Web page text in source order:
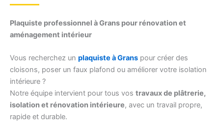
Plaquiste professionnel à Grans pour rénovation et
aménagement intérieur
Vous recherchez un plaquiste à Grans pour créer des
cloisons, poser un faux plafond ou améliorer votre isolation
intérieure ?
Notre équipe intervient pour tous vos travaux de plâtrerie,
isolation et rénovation intérieure, avec un travail propre,
rapide et durable.